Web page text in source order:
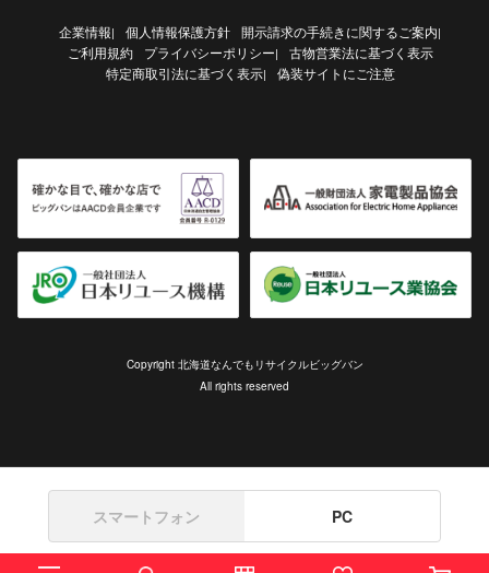
企業情報| 個人情報保護方針 開示請求の手続きに関するご案内|
ご利用規約 プライバシーポリシー|
古物営業法に基づく表示
特定商取引法に基づく表示| 偽装サイトにご注意
Copyright 北海道なんでもリサイクルビッグバン
All rights reserved
スマートフォン PC